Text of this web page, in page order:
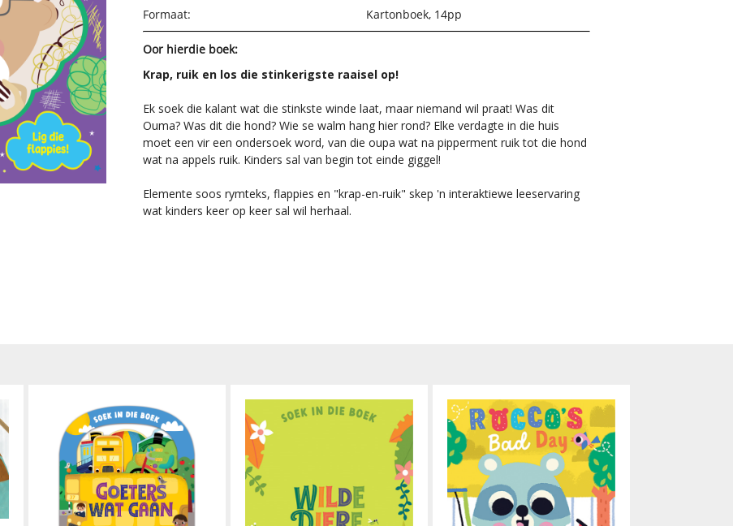
Formaat:
Kartonboek, 14pp
Oor hierdie boek:
Krap, ruik en los die stinkerigste raaisel op!
Ek soek die kalant wat die stinkste winde laat, maar niemand wil praat! Was dit
Ouma? Was dit die hond? Wie se walm hang hier rond? Elke verdagte in die huis
moet een vir een ondersoek word, van die oupa wat na pipperment ruik tot die hond
wat na appels ruik. Kinders sal van begin tot einde giggel!
Elemente soos rymteks, flappies en "krap-en-ruik" skep 'n interaktiewe leeservaring
wat kinders keer op keer sal wil herhaal.